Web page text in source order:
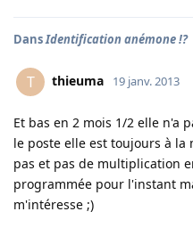
DansIdentification anémone !?
T thieuma 19 janv. 2013
Et bas en 2 mois 1/2 elle n'a
le poste elle est toujours à la
pas et pas de multiplication
programmée pour l'instant
m'intéresse ;)